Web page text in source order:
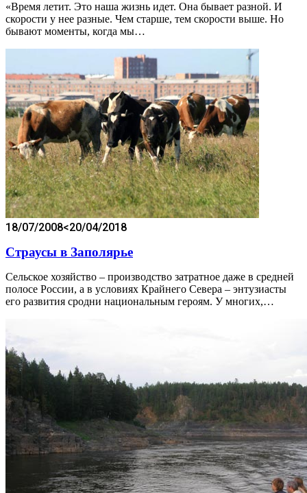
«Время летит. Это наша жизнь идет. Она бывает разной. И
скорости у нее разные. Чем старше, тем скорости выше. Но
бывают моменты, когда мы…
18/07/2008<20/04/2018
Страусы в Заполярье
Сельское хозяйство – производство затратное даже в средней
полосе России, а в условиях Крайнего Севера – энтузиасты
его развития сродни национальным героям. У многих,…